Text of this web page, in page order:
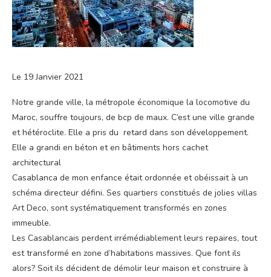
Le 19 Janvier 2021
Notre grande ville, la métropole économique la locomotive du
Maroc, souffre toujours, de bcp de maux. C’est une ville grande
et hétéroclite. Elle a pris du retard dans son développement.
Elle a grandi en béton et en bâtiments hors cachet
architectural
Casablanca de mon enfance était ordonnée et obéissait à un
schéma directeur défini. Ses quartiers constitués de jolies villas
Art Deco, sont systématiquement transformés en zones
immeuble.
Les Casablancais perdent irrémédiablement leurs repaires, tout
est transformé en zone d’habitations massives. Que font ils
alors? Soit ils décident de démolir leur maison et construire à